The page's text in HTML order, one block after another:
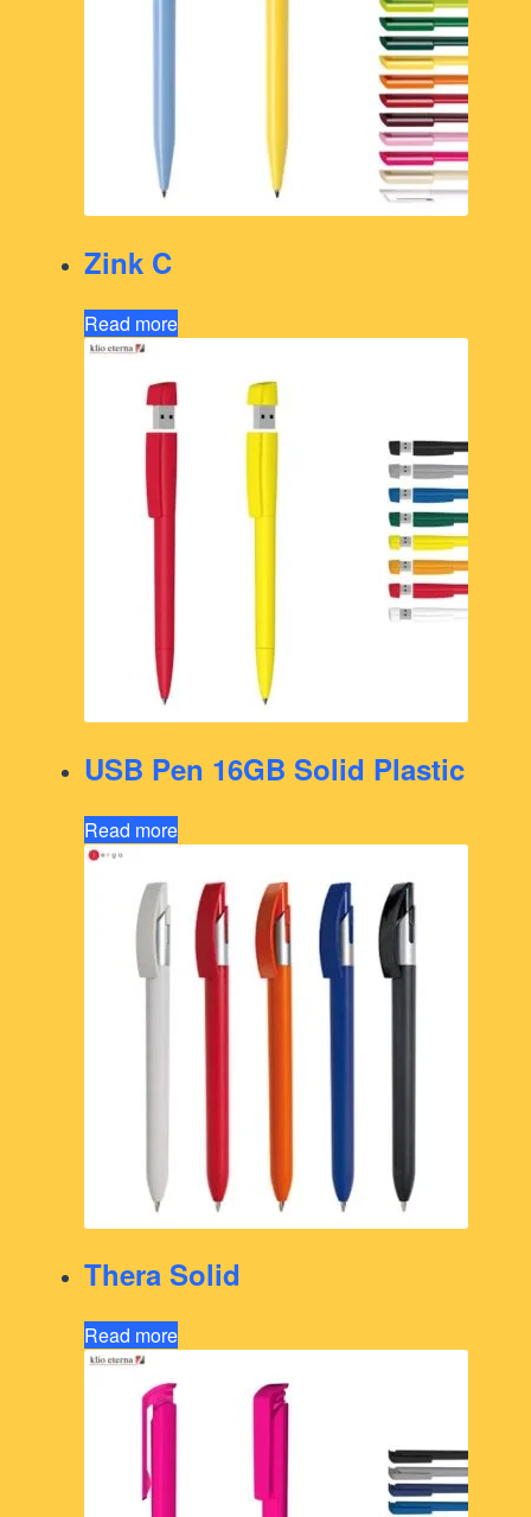
Zink C
Read more
USB Pen 16GB Solid Plastic
Read more
Thera Solid
Read more